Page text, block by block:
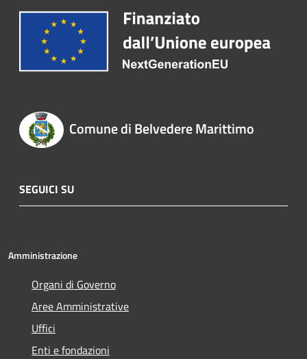
Comune di Belvedere Marittimo
SEGUICI SU
Amministrazione
Organi di Governo
Aree Amministrative
Uffici
Enti e fondazioni